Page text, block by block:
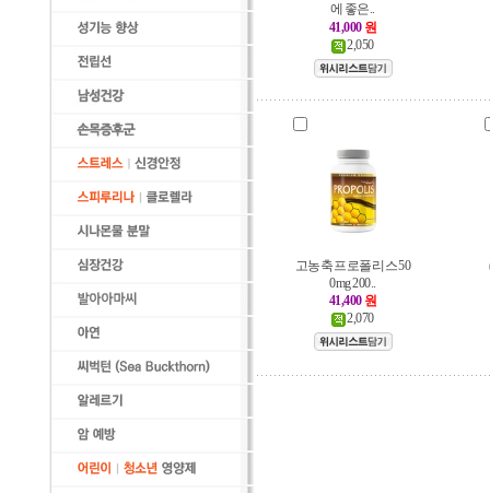
에 좋은..
41,000 원
2,050
고농축 프로폴리스 50
0mg 200..
41,400 원
2,070